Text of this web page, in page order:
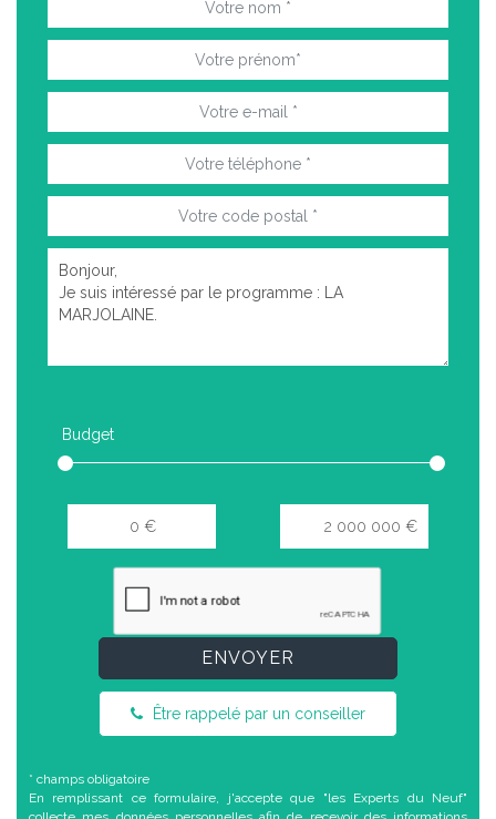
Budget
ENVOYER
Être rappelé par un conseiller
* champs obligatoire
En remplissant ce formulaire, j'accepte que "les Experts du Neuf"